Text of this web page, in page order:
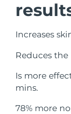
Increases
Reduces the
Is more
mins.
78% more
Ливан
Люксембург